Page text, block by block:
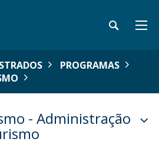
PROGRAMAS
- Administração